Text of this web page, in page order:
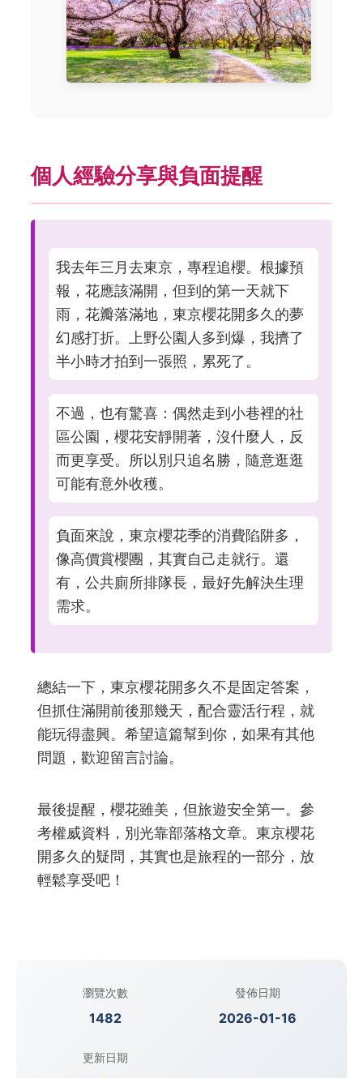
個人經驗分享與負面提醒
我去年三月去東京，專程追櫻。根據預
報，花應該滿開，但到的第一天就下
雨，花瓣落滿地，東京櫻花開多久的夢
幻感打折。上野公園人多到爆，我擠了
半小時才拍到一張照，累死了。
不過，也有驚喜：偶然走到小巷裡的社
區公園，櫻花安靜開著，沒什麼人，反
而更享受。所以別只追名勝，隨意逛逛
可能有意外收穫。
負面來說，東京櫻花季的消費陷阱多，
像高價賞櫻團，其實自己走就行。還
有，公共廁所排隊長，最好先解決生理
需求。
總結一下，東京櫻花開多久不是固定答案，
但抓住滿開前後那幾天，配合靈活行程，就
能玩得盡興。希望這篇幫到你，如果有其他
問題，歡迎留言討論。
最後提醒，櫻花雖美，但旅遊安全第一。參
考權威資料，別光靠部落格文章。東京櫻花
開多久的疑問，其實也是旅程的一部分，放
輕鬆享受吧！
瀏覽次數
1482
發佈日期
2026-01-16
更新日期